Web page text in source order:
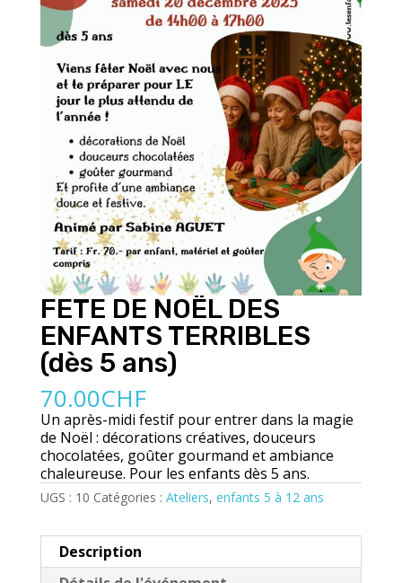
FETE DE NOËL DES
ENFANTS TERRIBLES
(dès 5 ans)
70.00CHF
Un après-midi festif pour entrer dans la magie
de Noël : décorations créatives, douceurs
chocolatées, goûter gourmand et ambiance
chaleureuse. Pour les enfants dès 5 ans.
UGS : 10 Catégories : Ateliers, enfants 5 à 12 ans
Description